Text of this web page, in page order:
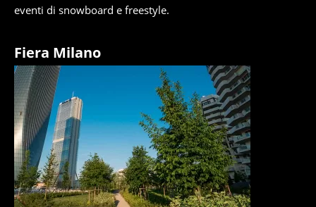
eventi di snowboard e freestyle.
Fiera Milano